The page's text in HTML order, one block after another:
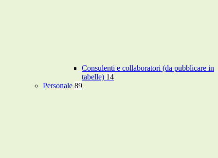
Consulenti e collaboratori (da pubblicare in
tabelle) 14
Personale 89